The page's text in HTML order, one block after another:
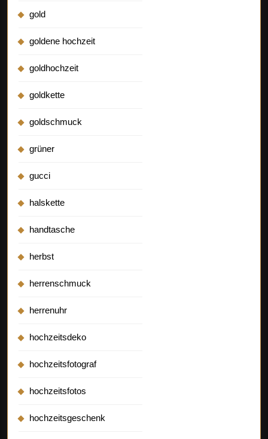
gold
goldene hochzeit
goldhochzeit
goldkette
goldschmuck
grüner
gucci
halskette
handtasche
herbst
herrenschmuck
herrenuhr
hochzeitsdeko
hochzeitsfotograf
hochzeitsfotos
hochzeitsgeschenk